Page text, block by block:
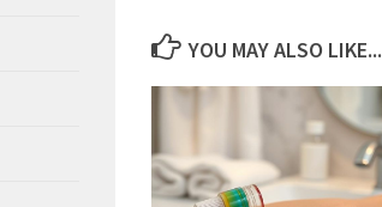
YOU MAY ALSO LIKE...